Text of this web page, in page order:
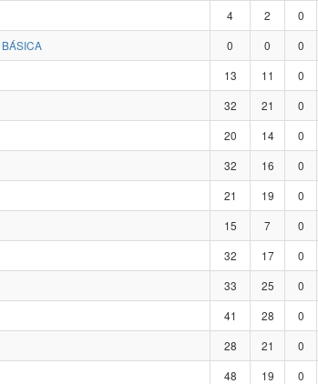
4 2 0
0 0 0
13 11 0
32 21 0
20 14 0
32 16 0
21 19 0
15 7 0
32 17 0
33 25 0
41 28 0
28 21 0
48 19 0